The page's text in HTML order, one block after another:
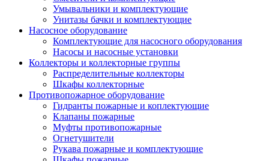
Умывальники и комплектующие
Унитазы бачки и комплектующие
Насосное оборудование
Комплектующие для насосного оборудования
Насосы и насосные установки
Коллекторы и коллекторные группы
Распределительные коллекторы
Шкафы коллекторные
Противопожарное оборудование
Гидранты пожарные и коплектующие
Клапаны пожарные
Муфты противопожарные
Огнетушители
Рукава пожарные и комплектующие